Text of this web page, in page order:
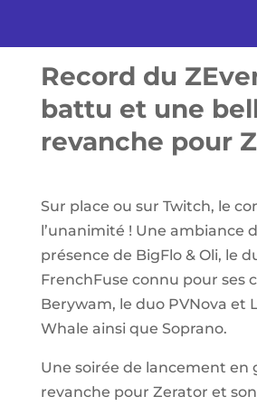
Record du
battu et une
revanche pour
Sur place ou sur Twitch, le
l’unanimité ! Une ambiance
présence de BigFlo & Oli, le
FrenchFuse connu pour ses
Berywam, le duo PVNova et
Whale ainsi que Soprano.
Une soirée de lancement en
revanche pour Zerator et